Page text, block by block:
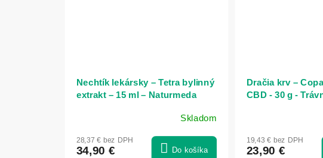
Nechtík lekársky – Tetra bylinný
extrakt – 15 ml – Naturmeda
Skladom
28,37 € bez DPH
34,90 € Do košíka
Dračia krv –
CBD - 30 g -
19,43 € bez DPH
23,90 €